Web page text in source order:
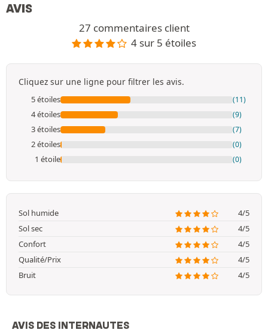
AVIS
27 commentaires client
4 sur 5 étoiles
Cliquez sur une ligne pour filtrer les avis.
5 étoiles (11)
4 étoiles (9)
3 étoiles (7)
2 étoiles (0)
1 étoile (0)
Sol humide
4/5
Sol sec
4/5
Confort
4/5
Qualité/Prix
4/5
Bruit
4/5
AVIS DES INTERNAUTES